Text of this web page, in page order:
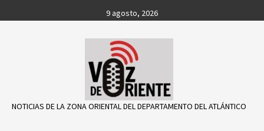
to
9 agosto, 2026
NOTICIAS DE LA ZONA ORIENTAL DEL DEPARTAMENTO DEL ATLÁNTICO